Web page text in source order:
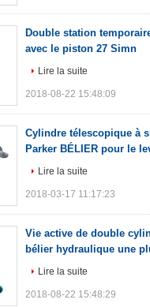
Double station
avec le piston 27 Simn
Lire la suite
2018-08-22 15:48:09
Cylindre télescopique à
Parker BÉLIER pour le
Lire la suite
2018-03-17 11:17:23
Vie active de double
bélier hydraulique une
Lire la suite
2018-08-22 15:48:29